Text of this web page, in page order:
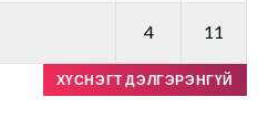
4 11
ХҮСНЭГТ ДЭЛГЭРЭНГҮЙ